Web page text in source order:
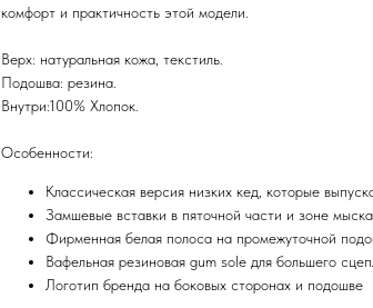
комфорт и практичность этой модели.
Верх: натуральная кожа, текстиль.
Подошва: резина.
Внутри:100% Хлопок.
Особенности:
Классическая версия низких кед, которые
Замшевые вставки в пяточной части и зоне мыска
Фирменная белая полоса на промежуточной
Вафельная резиновая gum sole для большего
Логотип бренда на боковых сторонах и подошве